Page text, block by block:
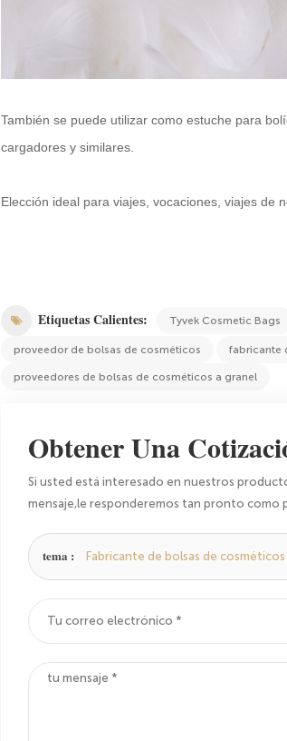
También se puede utilizar como estuche para
cargadores y similares.
Elección ideal para viajes, vocaciones, viajes de
Etiquetas Calientes: Tyvek Cosmetic Bags
proveedor de bolsas de cosméticos fabricante
proveedores de bolsas de cosméticos a granel
Obtener Una
Si usted está interesado en nuestros
mensaje,le responderemos tan pronto como
tema : Fabricante de bolsas de